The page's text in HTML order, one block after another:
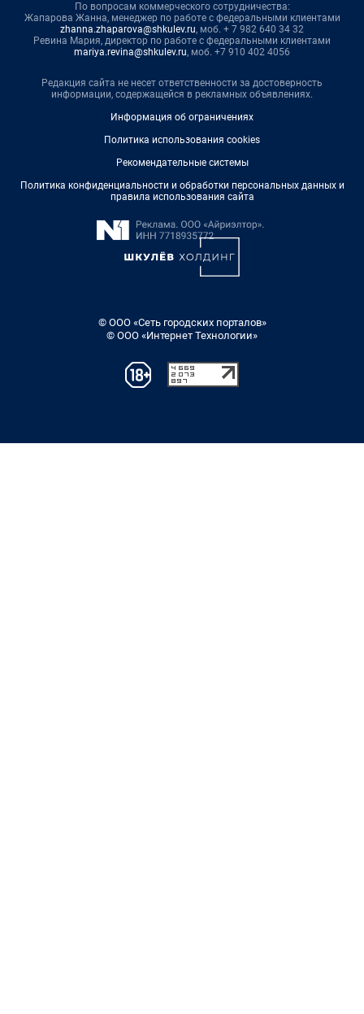
По вопросам коммерческого сотрудничества:
Жапарова Жанна, менеджер по работе с федеральными клиентами
zhanna.zhaparova@shkulev.ru, моб. + 7 982 640 34 32
Ревина Мария, директор по работе с федеральными клиентами
mariya.revina@shkulev.ru, моб. +7 910 402 4056
Редакция сайта не несет ответственности за достоверность
информации, содержащейся в рекламных объявлениях.
Информация об ограничениях
Политика использования cookies
Рекомендательные системы
Политика конфиденциальности и обработки персональных данных и
правила использования сайта
© ООО «Сеть городских порталов»
© ООО «Интернет Технологии»